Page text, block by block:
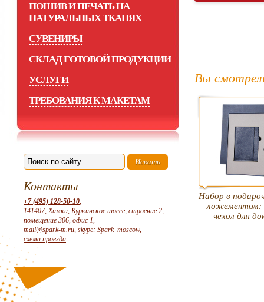
ПОШИВ И ПЕЧАТЬ НА
НАТУРАЛЬНЫХ ТКАНЯХ
СУВЕНИРЫ
СКЛАД ГОТОВОЙ ПРОДУКЦИИ
УСЛУГИ
ТРЕБОВАНИЯ К МАКЕТАМ
Контакты
+7 (495) 128-50-10,
141407, Химки, Куркинское шоссе, строение 2,
помещение 306, офис 1,
mail@spark-m.ru, skype: Spark_moscow,
схема проезда
Вы
Набор в
ложементом:
чехол для